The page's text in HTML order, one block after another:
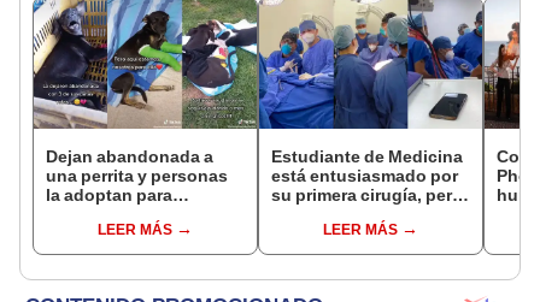
Dejan abandonada a
una perrita y personas
la adoptan para
heridasLEER MÁS
Estudiante de Medicina
está entusiasmado por
su primera cirugía, pero
LEER MÁS